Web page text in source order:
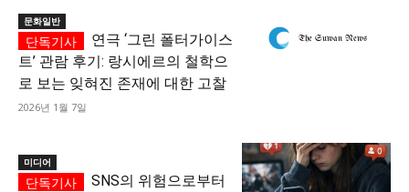
문화일반
연극 ‘그린 폴터가이스
트’ 관람 후기: 랑시에르의 철학으
로 보는 잊혀진 존재에 대한 고찰
2026년 1월 7일
미디어
SNS의 위험으로부터